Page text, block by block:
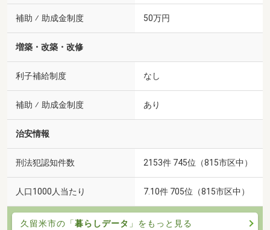
補助 ⁄ 助成金制度 50万円
増築・改築・改修
利子補給制度 なし
補助 ⁄ 助成金制度 あり
治安情報
刑法犯認知件数 2153件 745位（815市区中）
人口1000人当たり 7.10件 705位（815市区中）
久留米市の「暮らしデータ 」をもっと見る